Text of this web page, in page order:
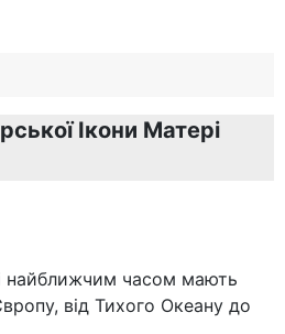
Ікони Матері
найближчим часом мають
від Тихого Океану до